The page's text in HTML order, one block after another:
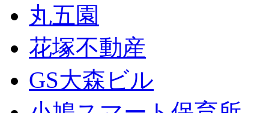
丸五園
花塚不動産
GS大森ビル